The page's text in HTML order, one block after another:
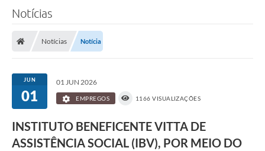
Notícias
Notícias Notícia
JUN
01
01 JUN 2026
EMPREGOS 1166 VISUALIZAÇÕES
INSTITUTO BENEFICENTE VITTA DE
ASSISTÊNCIA SOCIAL (IBV), POR MEIO DO